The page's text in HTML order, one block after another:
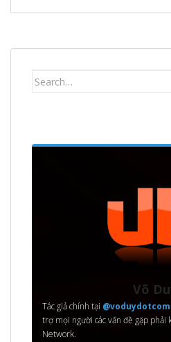
Search
Võ
Tác giả chính tại @voduydotcom
trợ mọi người các vấn đề gặp
Network.